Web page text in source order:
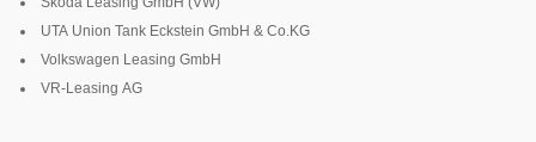
UTA Union Tank Eckstein GmbH & Co.KG
Volkswagen Leasing GmbH
VR-Leasing AG